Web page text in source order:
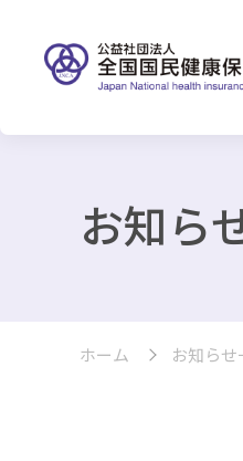
お知ら
ホーム お知らせ